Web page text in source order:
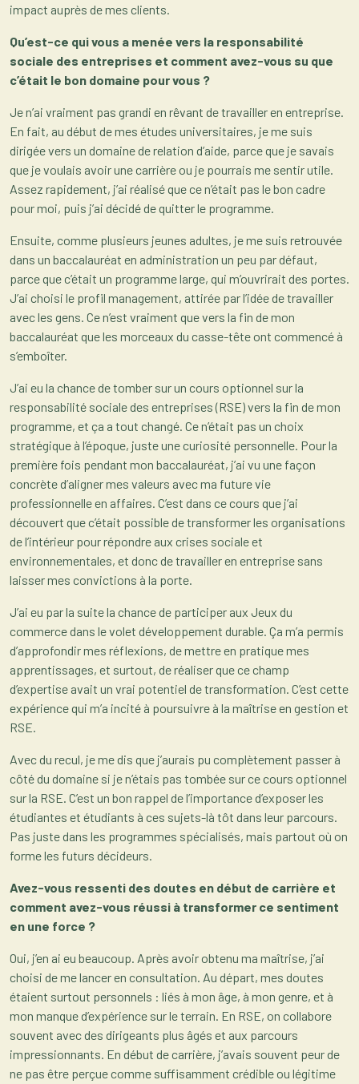
impact auprès de mes clients.
Qu’est-ce qui vous a menée vers la responsabilité
sociale des entreprises et comment avez-vous su que
c’était le bon domaine pour vous ?
Je n’ai vraiment pas grandi en rêvant de travailler en entreprise.
En fait, au début de mes études universitaires, je me suis
dirigée vers un domaine de relation d’aide, parce que je savais
que je voulais avoir une carrière ou je pourrais me sentir utile.
Assez rapidement, j’ai réalisé que ce n’était pas le bon cadre
pour moi, puis j’ai décidé de quitter le programme.
Ensuite, comme plusieurs jeunes adultes, je me suis retrouvée
dans un baccalauréat en administration un peu par défaut,
parce que c’était un programme large, qui m’ouvrirait des portes.
J’ai choisi le profil management, attirée par l’idée de travailler
avec les gens. Ce n’est vraiment que vers la fin de mon
baccalauréat que les morceaux du casse-tête ont commencé à
s’emboîter.
J’ai eu la chance de tomber sur un cours optionnel sur la
responsabilité sociale des entreprises (RSE) vers la fin de mon
programme, et ça a tout changé. Ce n’était pas un choix
stratégique à l’époque, juste une curiosité personnelle. Pour la
première fois pendant mon baccalauréat, j’ai vu une façon
concrète d’aligner mes valeurs avec ma future vie
professionnelle en affaires. C’est dans ce cours que j’ai
découvert que c’était possible de transformer les organisations
de l’intérieur pour répondre aux crises sociale et
environnementales, et donc de travailler en entreprise sans
laisser mes convictions à la porte.
J’ai eu par la suite la chance de participer aux Jeux du
commerce dans le volet développement durable. Ça m’a permis
d’approfondir mes réflexions, de mettre en pratique mes
apprentissages, et surtout, de réaliser que ce champ
d’expertise avait un vrai potentiel de transformation. C’est cette
expérience qui m’a incité à poursuivre à la maîtrise en gestion et
RSE.
Avec du recul, je me dis que j’aurais pu complètement passer à
côté du domaine si je n’étais pas tombée sur ce cours optionnel
sur la RSE. C’est un bon rappel de l’importance d’exposer les
étudiantes et étudiants à ces sujets-là tôt dans leur parcours.
Pas juste dans les programmes spécialisés, mais partout où on
forme les futurs décideurs.
Avez-vous ressenti des doutes en début de carrière et
comment avez-vous réussi à transformer ce sentiment
en une force ?
Oui, j’en ai eu beaucoup. Après avoir obtenu ma maîtrise, j’ai
choisi de me lancer en consultation. Au départ, mes doutes
étaient surtout personnels : liés à mon âge, à mon genre, et à
mon manque d’expérience sur le terrain. En RSE, on collabore
souvent avec des dirigeants plus âgés et aux parcours
impressionnants. En début de carrière, j’avais souvent peur de
ne pas être perçue comme suffisamment crédible ou légitime